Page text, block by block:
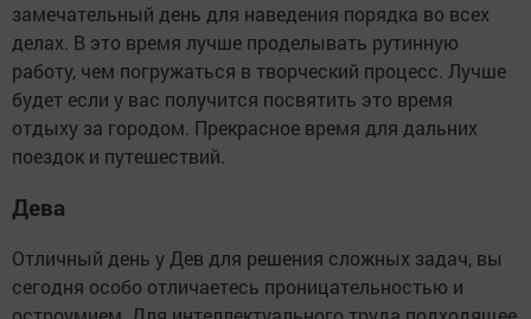
замечательный день для наведения порядка во всех
делах. В это время лучше проделывать рутинную
работу, чем погружаться в творческий процесс. Лучше
будет если у вас получится посвятить это время
отдыху за городом. Прекрасное время для дальних
поездок и путешествий.
Дева
Отличный день у Дев для решения сложных задач, вы
сегодня особо отличаетесь проницательностью и